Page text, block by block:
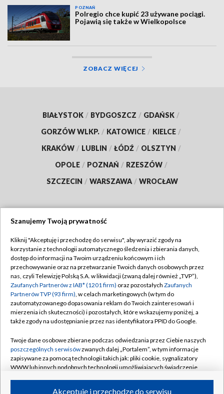
POZNAŃ
Polregio chce kupić 23 używane pociągi.
Pojawią się także w Wielkopolsce
ZOBACZ WIĘCEJ
BIAŁYSTOK / BYDGOSZCZ / GDAŃSK /
GORZÓW WLKP. / KATOWICE / KIELCE /
KRAKÓW / LUBLIN / ŁÓDŹ / OLSZTYN /
OPOLE / POZNAŃ / RZESZÓW /
SZCZECIN / WARSZAWA / WROCŁAW
TVP
Abonament TVP
Emisja w TVP
Centrum informacji TVP
Naziemna Telewizja Cyfrowa
Rada Programowa
System NOS
Informacje o nadawcy
Regulamin TVP
Polityka prywatności
Moje zgody
Pomoc
Kontakt
Kanały
Szanujemy Twoją prywatność
Kliknij "Akceptuję i przechodzę do serwisu", aby wyrazić zgody na
korzystanie z technologii automatycznego śledzenia i zbierania danych,
dostęp do informacji na Twoim urządzeniu końcowym i ich
przechowywanie oraz na przetwarzanie Twoich danych osobowych przez
nas, czyli Telewizję Polską S.A. w likwidacji (zwaną dalej również „TVP”),
Zaufanych Partnerów z IAB* (1201 firm) oraz pozostałych Zaufanych
Partnerów TVP (93 firm), w celach marketingowych (w tym do
zautomatyzowanego dopasowania reklam do Twoich zainteresowań i
mierzenia ich skuteczności) i pozostałych, które wskazujemy poniżej, a
także zgody na udostępnianie przez nas identyfikatora PPID do Google.
Twoje dane osobowe zbierane podczas odwiedzania przez Ciebie naszych
poszczególnych serwisówzwanych dalej „Portalem”, w tym informacje
zapisywane za pomocą technologii takich jak: pliki cookie, sygnalizatory
WWW lub innych podobnych technologii umożliwiających świadczenie
Akceptuję i przechodzę do serwisu